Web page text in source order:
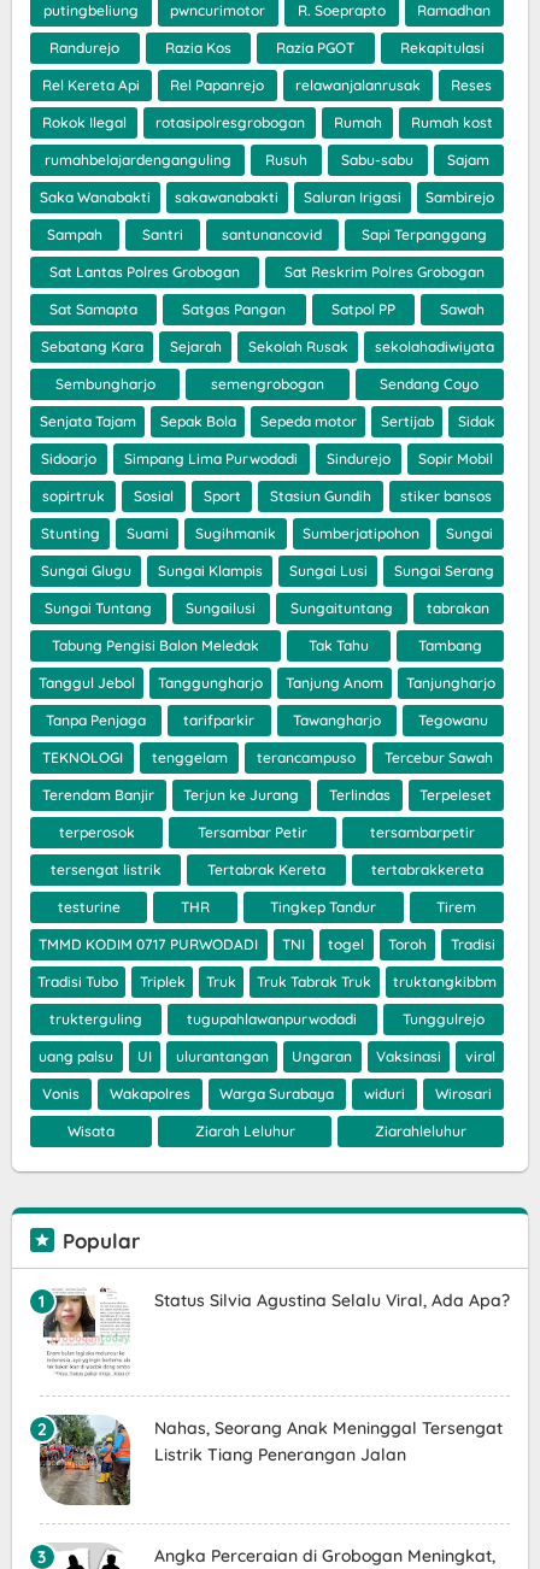
putingbeliung pwncurimotor R. Soeprapto Ramadhan
Randurejo Razia Kos Razia PGOT Rekapitulasi
Rel Kereta Api Rel Papanrejo relawanjalanrusak Reses
Rokok Ilegal rotasipolresgrobogan Rumah Rumah kost
rumahbelajardenganguling Rusuh Sabu-sabu Sajam
Saka Wanabakti sakawanabakti Saluran Irigasi Sambirejo
Sampah Santri santunancovid Sapi Terpanggang
Sat Lantas Polres Grobogan Sat Reskrim Polres Grobogan
Sat Samapta Satgas Pangan Satpol PP Sawah
Sebatang Kara Sejarah Sekolah Rusak sekolahadiwiyata
Sembungharjo semengrobogan Sendang Coyo
Senjata Tajam Sepak Bola Sepeda motor Sertijab Sidak
Sidoarjo Simpang Lima Purwodadi Sindurejo Sopir Mobil
sopirtruk Sosial Sport Stasiun Gundih stiker bansos
Stunting Suami Sugihmanik Sumberjatipohon Sungai
Sungai Glugu Sungai Klampis Sungai Lusi Sungai Serang
Sungai Tuntang Sungailusi Sungaituntang tabrakan
Tabung Pengisi Balon Meledak Tak Tahu Tambang
Tanggul Jebol Tanggungharjo Tanjung Anom Tanjungharjo
Tanpa Penjaga tarifparkir Tawangharjo Tegowanu
TEKNOLOGI tenggelam terancampuso Tercebur Sawah
Terendam Banjir Terjun ke Jurang Terlindas Terpeleset
terperosok Tersambar Petir tersambarpetir
tersengat listrik Tertabrak Kereta tertabrakkereta
testurine THR Tingkep Tandur Tirem
TMMD KODIM 0717 PURWODADI TNI togel Toroh Tradisi
Tradisi Tubo Triplek Truk Truk Tabrak Truk truktangkibbm
trukterguling tugupahlawanpurwodadi Tunggulrejo
uang palsu UI ulurantangan Ungaran Vaksinasi viral
Vonis Wakapolres Warga Surabaya widuri Wirosari
Wisata Ziarah Leluhur Ziarahleluhur
Popular
Status Silvia Agustina Selalu Viral, Ada Apa?
Nahas, Seorang Anak Meninggal Tersengat
Listrik Tiang Penerangan Jalan
Angka Perceraian di Grobogan Meningkat,